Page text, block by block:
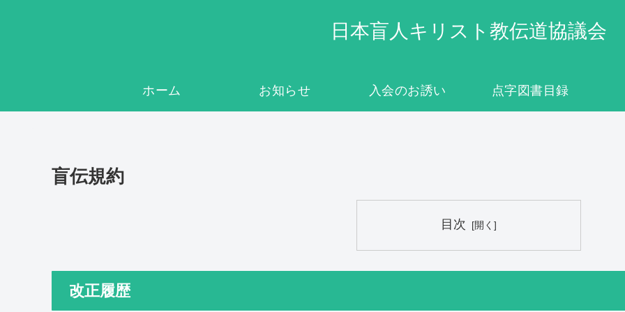
日本盲人キリスト教伝道協議会
ホーム お知らせ 入会のお誘い 点字図書目録
盲伝規約
目次
改正履歴